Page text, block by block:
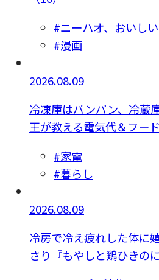
#ニーハオ、おいしい
#漫画
2026.08.09
冷凍庫はパンパン、冷蔵
王が教える電気代＆フー
#家電
#暮らし
2026.08.09
冷房で冷え疲れした体に
さり『もやしと鶏ひきの